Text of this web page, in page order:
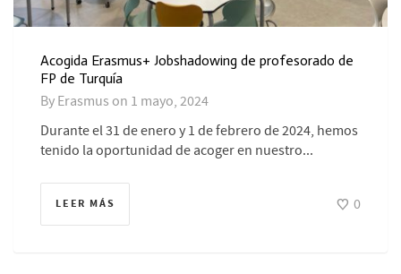
Acogida Erasmus+ Jobshadowing de profesorado de
FP de Turquía
By Erasmus on 1 mayo, 2024
Durante el 31 de enero y 1 de febrero de 2024, hemos
tenido la oportunidad de acoger en nuestro...
LEER MÁS 0